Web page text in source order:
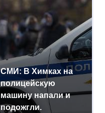
СМИ: В Химках на
полицейскую
машину напали и
подожгли.